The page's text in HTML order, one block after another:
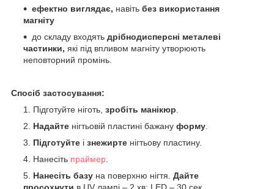
ефектно виглядає, навіть без використання
магніту
до складу входять дрібнодисперсні металеві
частинки, які під впливом магніту утворюють
неповторний промінь.
Спосіб застосування:
Підготуйте ніготь, зробіть манікюр
Надайте нігтьовій пластині бажану форму
Підготуйте і знежирте нігтьову пластину.
Нанесіть праймер
Нанесіть базу на поверхню нігтя. Дайте
просохнути в UV лампі – 2 хв; LED – 30 сек.